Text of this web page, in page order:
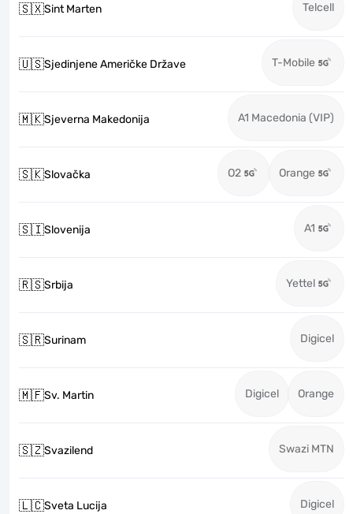
🇸🇽Sint Marten Telcell
🇺🇸Sjedinjene Američke Države T-Mobile
🇲🇰Sjeverna Makedonija A1 Macedonia (VIP)
🇸🇰Slovačka O2 Orange
🇸🇮Slovenija A1
🇷🇸Srbija Yettel
🇸🇷Surinam Digicel
🇲🇫Sv. Martin Digicel Orange
🇸🇿Svazilend Swazi MTN
🇱🇨Sveta Lucija Digicel